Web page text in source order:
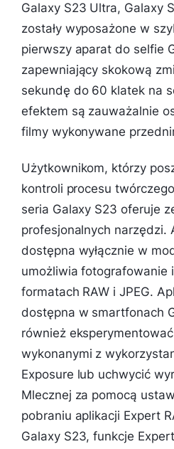
Galaxy S23 Ultra, Galaxy
zostały wyposażone w
pierwszy aparat do selfie
zapewniający skokową
sekundę do 60 klatek na
efektem są zauważalnie
filmy wykonywane
Użytkownikom, którzy
kontroli procesu
seria Galaxy S23 oferuje
profesjonalnych narzędzi.
dostępna wyłącznie w
umożliwia fotografowanie
formatach RAW i JPEG.
dostępna w smartfonach
również
wykonanymi z
Exposure lub uchwycić
Mlecznej za pomocą
pobraniu aplikacji Expert
Galaxy S23, funkcje